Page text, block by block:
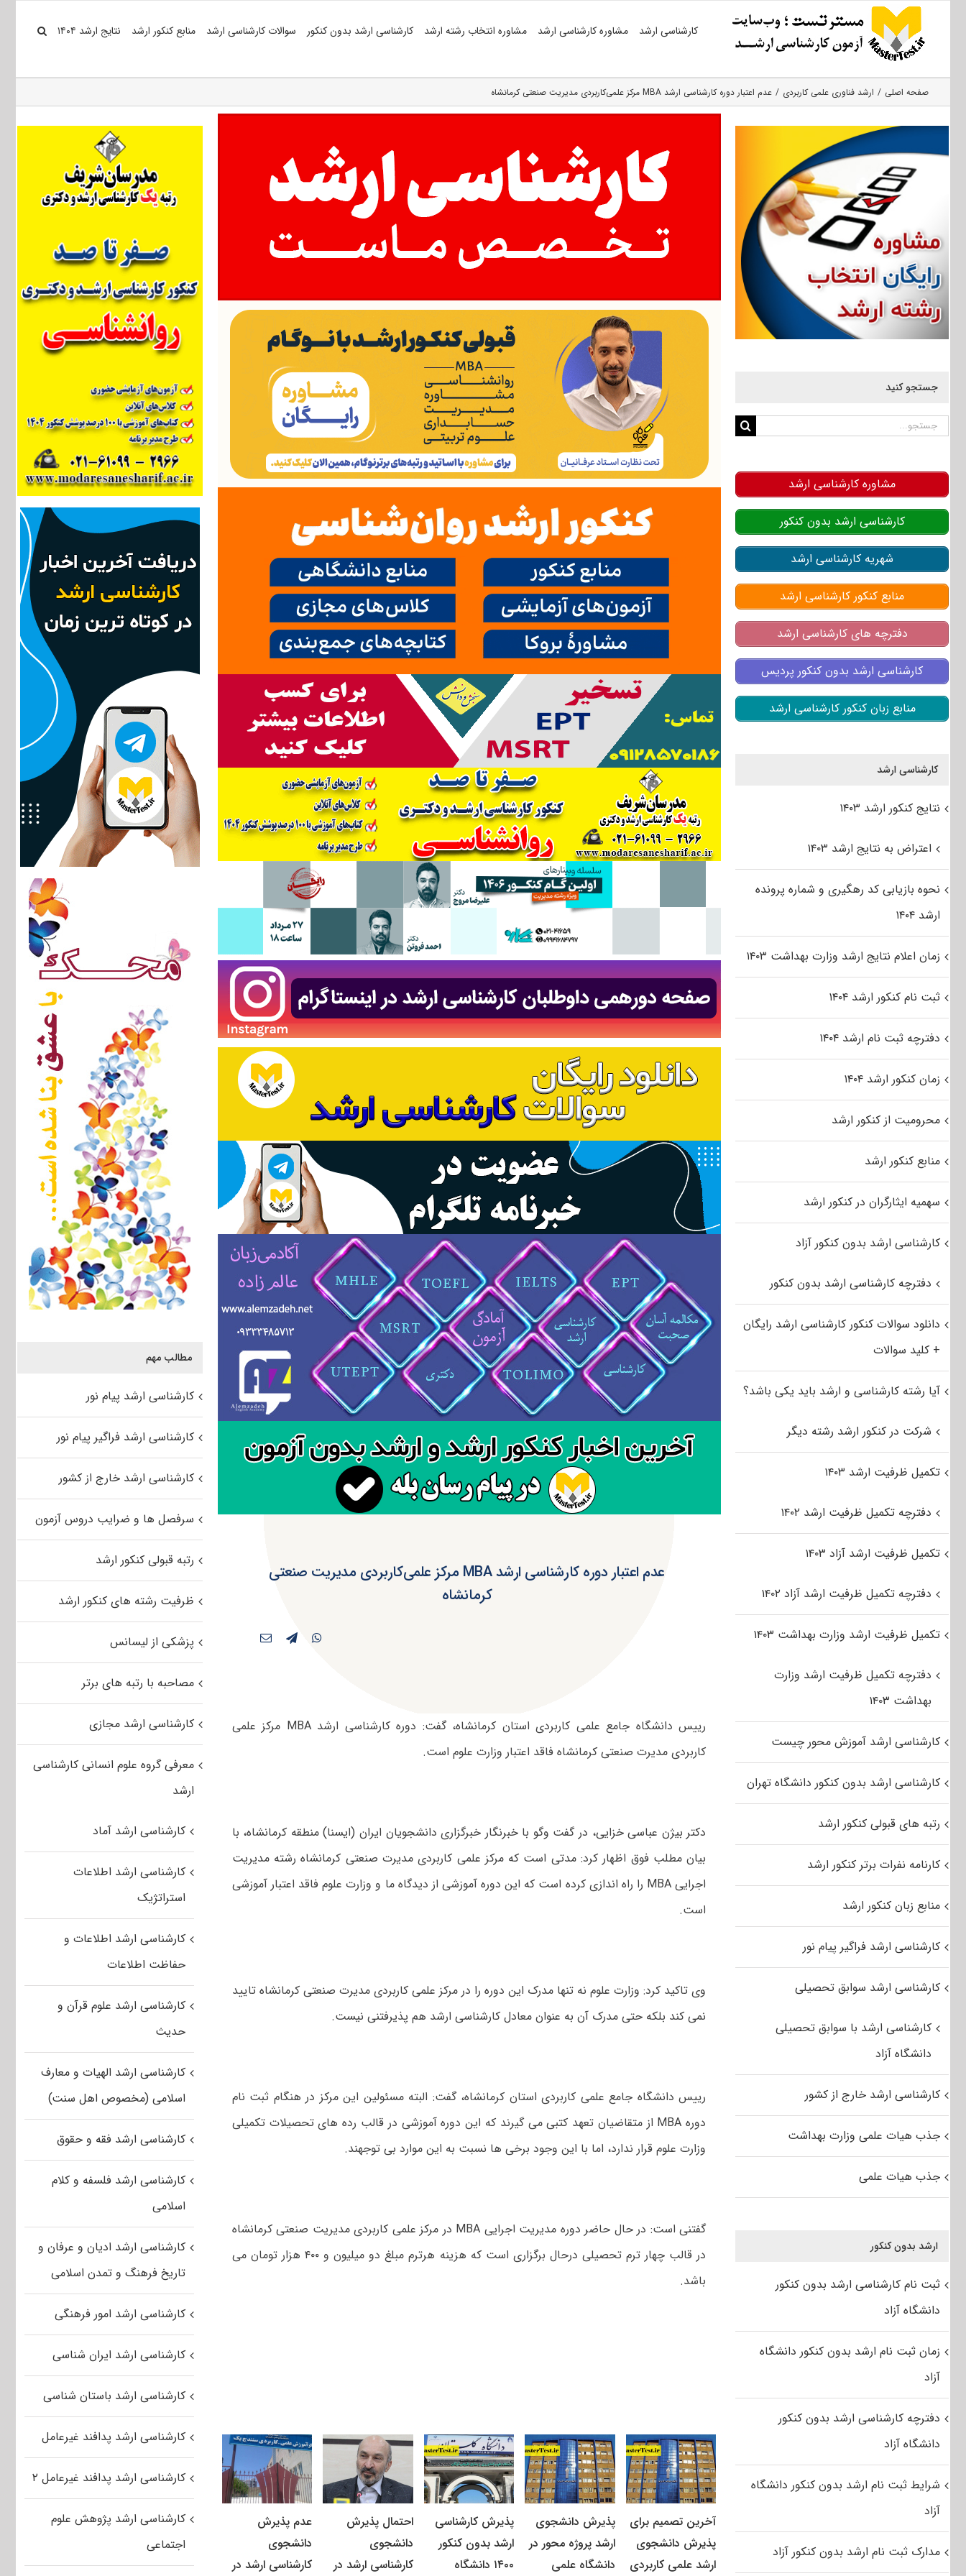
کارشناسی ارشد مشاوره کارشناسی ارشد مشاوره انتخاب رشته ارشد کارشناسی ارشد بدون کنکور سوالات کارشناسی ارشد منابع کنکور ارشد نتایج ارشد ۱۴۰۴
صفحه اصلی ارشد فناوری علمی کاربردی عدم اعتبار دوره کارشناسی ارشد MBA مرکز علمی‌کاربردی مدیریت‌ صنعتی کرمانشاه
عدم اعتبار دوره کارشناسی ارشد MBA مرکز علمی‌کاربردی مدیریت‌ صنعتی
کرمانشاه
رییس دانشگاه جامع علمی کاربردی استان کرمانشاه، گفت: دوره کارشناسی ارشد MBA مرکز علمی‌
کاربردی مدیرت‌ صنعتی کرمانشاه فاقد اعتبار وزارت علوم است.
دکتر بیژن عباسی خزایی، در گفت وگو با خبرنگار خبرگزاری دانشجویان ایران (ایسنا) منطقه کرمانشاه، با
بیان مطلب فوق اظهار کرد: مدتی است که مرکز علمی کاربردی مدیرت صنعتی کرمانشاه رشته مدیریت
اجرایی MBA را راه اندازی کرده است که این دوره آموزشی از دیدگاه ما و وزارت علوم فاقد اعتبار آموزشی
است.
وی تاکید کرد: وزارت علوم نه تنها مدرک این دوره را در مرکز علمی کاربردی مدیرت صنعتی کرمانشاه تایید
نمی کند بلکه حتی مدرک آن به عنوان معادل کارشناسی ارشد هم پذیرفتنی نیست.
رییس دانشگاه جامع علمی کاربردی استان کرمانشاه، گفت: البته مسئولین این مرکز در هنگام ثبت نام
دوره MBA از متقاضیان تعهد کتبی می گیرند که این دوره آموزشی در قالب رده های تحصیلات تکمیلی
وزارت علوم قرار ندارد، اما با این وجود برخی ها نسبت به این موارد بی توجهند.
گفتنی است: در حال حاضر دوره مدیریت اجرایی MBA در مرکز علمی کاربردی مدیریت صنعتی کرمانشاه
در قالب چهار ترم تحصیلی درحال برگزاری است که هزینه هرترم مبلغ دو میلیون و ۴۰۰ هزار تومان می
باشد.
آخرین تصمیم برای
پذیرش دانشجوی
ارشد علمی کاربردی
پذیرش دانشجوی
ارشد پروژه محور در
دانشگاه علمی
پذیرش کارشناسی
ارشد بدون کنکور
۱۴۰۰ دانشگاه
احتمال پذیرش
دانشجوی
کارشناسی ارشد در
عدم پذیرش
دانشجوی
کارشناسی ارشد در
مطالب مهم
کارشناسی ارشد پیام نور
کارشناسی ارشد فراگیر پیام نور
کارشناسی ارشد خارج از کشور
سرفصل ها و ضرایب دروس آزمون
رتبه قبولی کنکور ارشد
ظرفیت رشته های کنکور ارشد
پزشکی از لیسانس
مصاحبه با رتبه های برتر
کارشناسی ارشد مجازی
معرفی گروه علوم انسانی کارشناسی
ارشد
کارشناسی ارشد آماد
کارشناسی ارشد اطلاعات
استراتژیک
کارشناسی ارشد اطلاعات و
حفاظت اطلاعات
کارشناسی ارشد علوم قرآن و
حدیث
کارشناسی ارشد الهیات و معارف
اسلامی (مخصوص اهل سنت)
کارشناسی ارشد فقه و حقوق
کارشناسی ارشد فلسفه و کلام
اسلامی
کارشناسی ارشد ادیان و عرفان و
تاریخ فرهنگ و تمدن اسلامی
کارشناسی ارشد امور فرهنگی
کارشناسی ارشد ایران شناسی
کارشناسی ارشد باستان شناسی
کارشناسی ارشد پدافند غیرعامل
کارشناسی ارشد پدافند غیرعامل ۲
کارشناسی ارشد پژوهش علوم
اجتماعی
جستجو کنید
جستجو
مشاوره کارشناسی ارشد
کارشناسی ارشد بدون کنکور
شهریه کارشناسی ارشد
منابع کنکور کارشناسی ارشد
دفترچه های کارشناسی ارشد
کارشناسی ارشد بدون کنکور پردیس
منابع زبان کنکور کارشناسی ارشد
کارشناسی ارشد
نتایج کنکور ارشد ۱۴۰۳
اعتراض به نتایج ارشد ۱۴۰۳
نحوه بازیابی کد رهگیری و شماره پرونده
ارشد ۱۴۰۴
زمان اعلام نتایج ارشد وزارت بهداشت ۱۴۰۳
ثبت نام کنکور ارشد ۱۴۰۴
دفترچه ثبت نام ارشد ۱۴۰۴
زمان کنکور ارشد ۱۴۰۴
محرومیت از کنکور ارشد
منابع کنکور ارشد
سهمیه ایثارگران در کنکور ارشد
کارشناسی ارشد بدون کنکور آزاد
دفترچه کارشناسی ارشد بدون کنکور
دانلود سوالات کنکور کارشناسی ارشد رایگان
+ کلید سوالات
آیا رشته کارشناسی و ارشد باید یکی باشد؟
شرکت در کنکور ارشد رشته دیگر
تکمیل ظرفیت ارشد ۱۴۰۳
دفترچه تکمیل ظرفیت ارشد ۱۴۰۲
تکمیل ظرفیت ارشد آزاد ۱۴۰۳
دفترچه تکمیل ظرفیت ارشد آزاد ۱۴۰۲
تکمیل ظرفیت ارشد وزارت بهداشت ۱۴۰۳
دفترچه تکمیل ظرفیت ارشد وزارت
بهداشت ۱۴۰۳
کارشناسی ارشد آموزش محور چیست
کارشناسی ارشد بدون کنکور دانشگاه تهران
رتبه های قبولی کنکور ارشد
کارنامه نفرات برتر کنکور ارشد
منابع زبان کنکور ارشد
کارشناسی ارشد فراگیر پیام نور
کارشناسی ارشد سوابق تحصیلی
کارشناسی ارشد با سوابق تحصیلی
دانشگاه آزاد
کارشناسی ارشد خارج از کشور
جذب هیات علمی وزارت بهداشت
جذب هیات علمی
ارشد بدون کنکور
ثبت نام کارشناسی ارشد بدون کنکور
دانشگاه آزاد
زمان ثبت نام ارشد بدون کنکور دانشگاه
آزاد
دفترچه کارشناسی ارشد بدون کنکور
دانشگاه آزاد
شرایط ثبت نام ارشد بدون کنکور دانشگاه
آزاد
مدارک ثبت نام ارشد بدون کنکور آزاد